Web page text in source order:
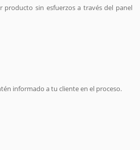
sin esfuerzos a través del panel
informado a tu cliente en el proceso.